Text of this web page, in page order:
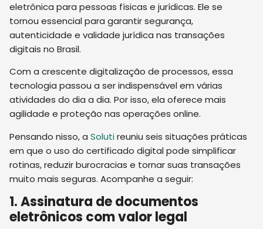
eletrônica para pessoas físicas e jurídicas. Ele se
tornou essencial para garantir segurança,
autenticidade e validade jurídica nas transações
digitais no Brasil.
Com a crescente digitalização de processos, essa
tecnologia passou a ser indispensável em várias
atividades do dia a dia. Por isso, ela oferece mais
agilidade e proteção nas operações online.
Pensando nisso, a Solutireuniu seis situações práticas
em que o uso do certificado digital pode simplificar
rotinas, reduzir burocracias e tornar suas transações
muito mais seguras. Acompanhe a seguir:
1. Assinatura de documentos
eletrônicos com valor legal